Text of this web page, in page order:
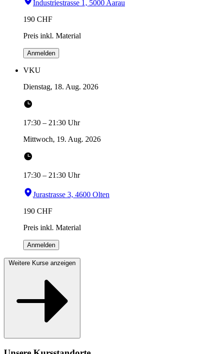
Industriestrasse 1, 5000 Aarau
190 CHF
Preis inkl. Material
Anmelden
VKU
Dienstag, 18. Aug. 2026
17:30 – 21:30 Uhr
Mittwoch, 19. Aug. 2026
17:30 – 21:30 Uhr
Jurastrasse 3, 4600 Olten
190 CHF
Preis inkl. Material
Anmelden
Weitere Kurse anzeigen